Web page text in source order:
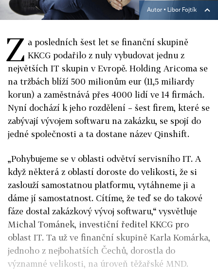
Autor ▪ Libor Fojtík
Z a posledních šest let se finanční skupině
KKCG podařilo z nuly vybudovat jednu z
největších IT skupin v Evropě. Holding Aricoma se
na tržbách blíží 500 milionům eur (11,5 miliardy
korun) a zaměstnává přes 4000 lidí ve 14 firmách.
Nyní dochází k jeho rozdělení – šest firem, které se
zabývají vývojem softwaru na zakázku, se spojí do
jedné společnosti a ta dostane název Qinshift.
„Pohybujeme se v oblasti odvětví servisního IT. A
když některá z oblastí doroste do velikosti, že si
zaslouží samostatnou platformu, vytáhneme ji a
dáme jí samostatnost. Cítíme, že teď se do takové
fáze dostal zakázkový vývoj softwaru,“ vysvětluje
Michal Tománek, investiční ředitel KKCG pro
oblast IT. Ta už ve finanční skupině Karla Komárka,
jednoho z nejbohatších Čechů, dorostla do
významné velikosti, na úroveň těžařské MND.